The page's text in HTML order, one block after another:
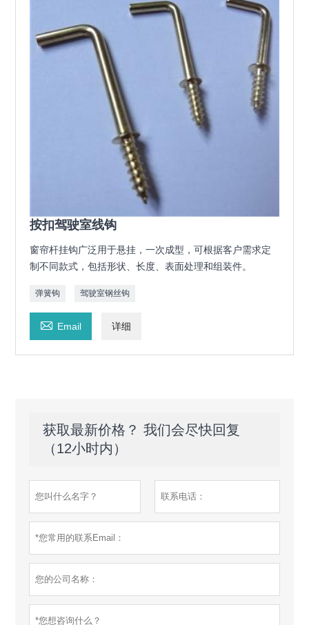
按扣驾驶室线钩
窗帘杆挂钩广泛用于悬挂，一次成型，可根据客户需求定
制不同款式，包括形状、长度、表面处理和组装件。
弹簧钩 驾驶室钢丝钩
 Email 详细
获取最新价格？ 我们会尽快回复
（12小时内）